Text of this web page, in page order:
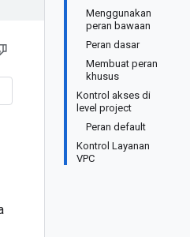
Menggunakan
peran bawaan
Peran dasar
Membuat peran
khusus
Kontrol akses di
level project
Peran default
Kontrol Layanan
VPC